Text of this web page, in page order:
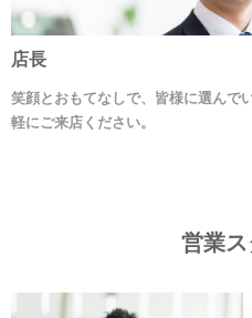
店長
笑顔とおもてなしで、皆様に選んで
軽にご来店ください。
営業